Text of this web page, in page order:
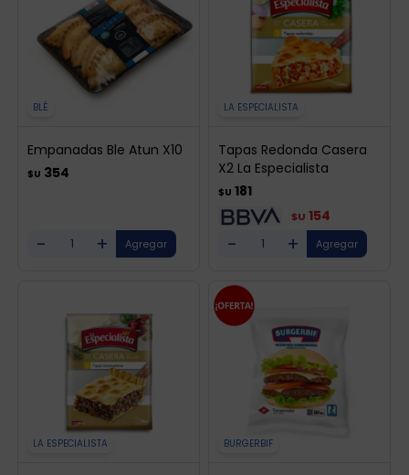
BLÉ
Empanadas Ble Atun X10
$U 354
- +
LA ESPECIALISTA
Tapas Redonda Casera
X2 La Especialista
$U 181
$U 154
- +
LA ESPECIALISTA BURGERBIF